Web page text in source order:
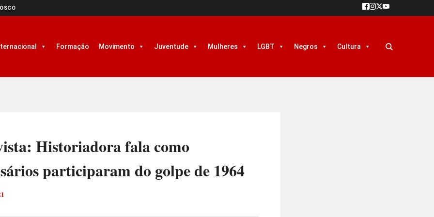
Formação Movimento Juventude Mulheres LGBT Negros Cultura
Historiadora fala como
participaram do golpe de 1964